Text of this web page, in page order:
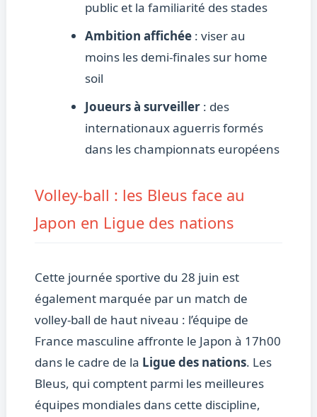
public et la familiarité des stades
Ambition affichée: viser au
moins les demi-finales sur home
soil
Joueurs à surveiller: des
internationaux aguerris formés
dans les championnats européens
Volley-ball : les Bleus face au
Japon en Ligue des nations
Cette journée sportive du 28 juin est
également marquée par un match de
volley-ball de haut niveau : l’équipe de
France masculine affronte le Japon à 17h00
dans le cadre de la Ligue des nations. Les
Bleus, qui comptent parmi les meilleures
équipes mondiales dans cette discipline,